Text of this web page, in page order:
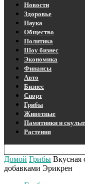
Новости
Здоровье
Наука
Общество
Политика
Шоу бизнес
Экономика
Финансы
Авто
Бизнес
Спорт
Грибы
Животные
Памятники и
Растения
Домой Грибы Вкусная
добавками Эрикрен